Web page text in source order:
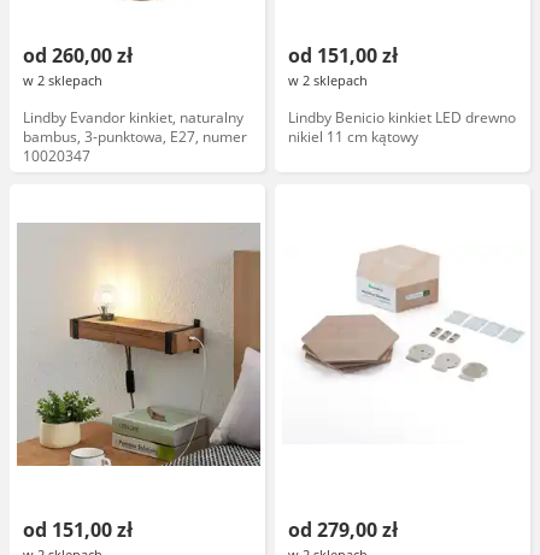
od 260,00 zł
w 2 sklepach
Lindby Evandor kinkiet, naturalny
bambus, 3-punktowa, E27, numer
10020347
od 151,00 zł
w 2 sklepach
Lindby Benicio kinkiet LED drewno
nikiel 11 cm kątowy
od 151,00 zł od 279,00 zł